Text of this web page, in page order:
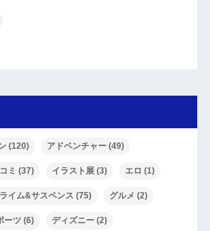
(120) アドベンチャー(49)
ミ (37) イラスト展(3) エロ (1)
イム&サスペンス (75) グルメ (2)
ーツ (6) ディズニー(2)